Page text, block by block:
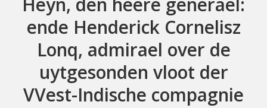
ende Henderick Cornelisz
Lonq, admirael over de
uytgesonden vloot der
VVest-Indische compagnie